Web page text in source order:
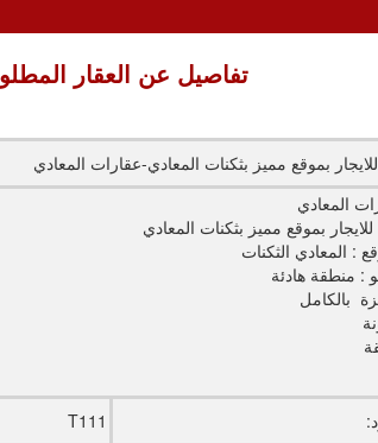
تفاصيل عن العقار
للايجار بموقع مميز بثكنات المعادي-عقارات المعادي
المعادي
للايجار بموقع مميز بثكنات المعادي
: المعادي الثكنات
: منطقة هادئة
بالكامل
T111